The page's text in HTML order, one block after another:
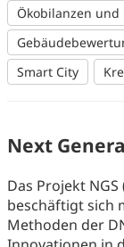
Ökobilanzen und
Smart City
Next
Das Projekt
beschäftigt sich
Methoden der